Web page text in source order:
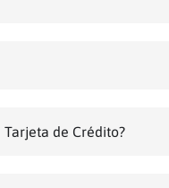
de Crédito?